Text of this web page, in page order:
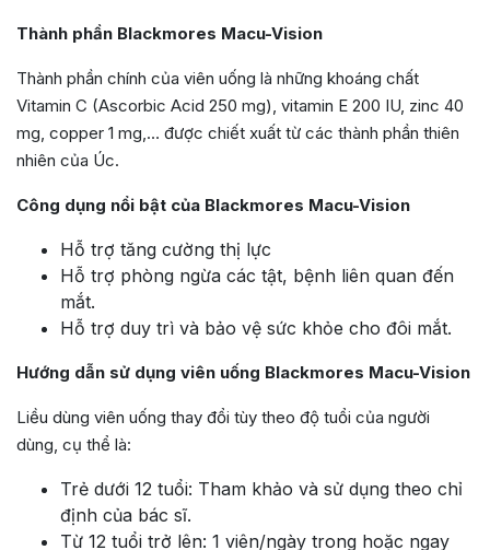
Thành phần Blackmores Macu-Vision
Thành phần chính của viên uống là những khoáng chất
Vitamin C (Ascorbic Acid 250 mg), vitamin E 200 IU, zinc 40
mg, copper 1 mg,… được chiết xuất từ các thành phần thiên
nhiên của Úc.
Công dụng nổi bật của Blackmores Macu-Vision
Hỗ trợ tăng cường thị lực
Hỗ trợ phòng ngừa các tật, bệnh liên quan đến
mắt.
Hỗ trợ duy trì và bảo vệ sức khỏe cho đôi mắt.
Hướng dẫn sử dụng viên uống Blackmores Macu-Vision
Liều dùng viên uống thay đổi tùy theo độ tuổi của người
dùng, cụ thể là:
Trẻ dưới 12 tuổi: Tham khảo và sử dụng theo chỉ
định của bác sĩ.
Từ 12 tuổi trở lên: 1 viên/ngày trong hoặc ngay